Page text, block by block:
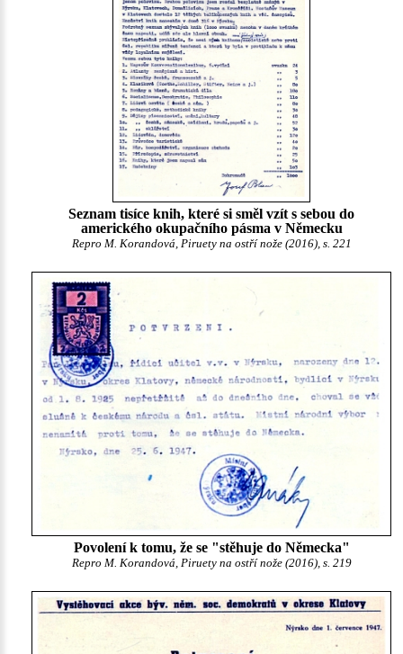
Seznam tisíce knih, které si směl vzít s sebou do
amerického okupačního pásma v Německu
Repro M. Korandová, Piruety na ostří nože (2016), s. 221
Povolení k tomu, že se "stěhuje do Německa"
Repro M. Korandová, Piruety na ostří nože (2016), s. 219